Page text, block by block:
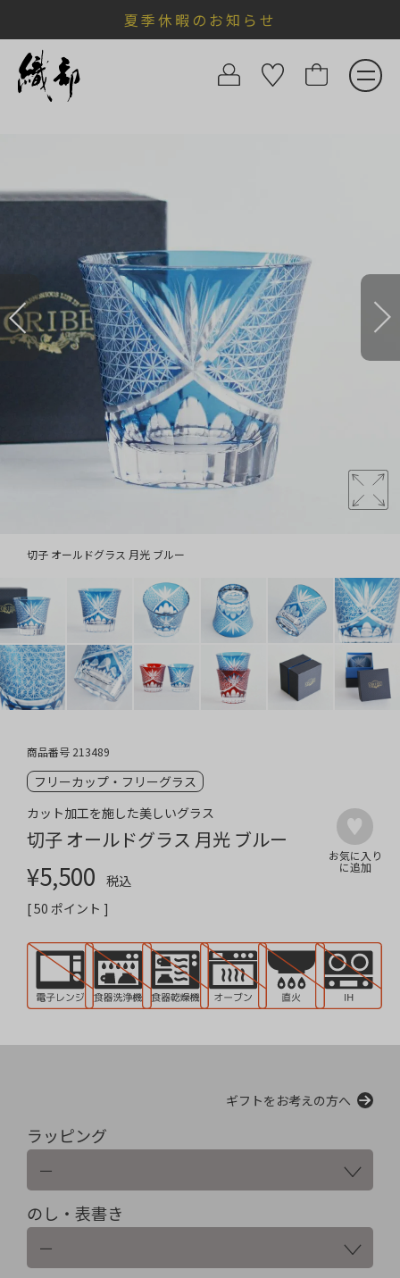
夏季休暇のお知らせ
切子 オールドグラス 月光 ブルー
商品番号 213489
フリーカップ・フリーグラス
カット加工を施した美しいグラス
切子 オールドグラス 月光 ブルー
¥5,500
税込
[50 ポイント ]
ギフトをお考えの方へ
ラッピング
のし・表書き